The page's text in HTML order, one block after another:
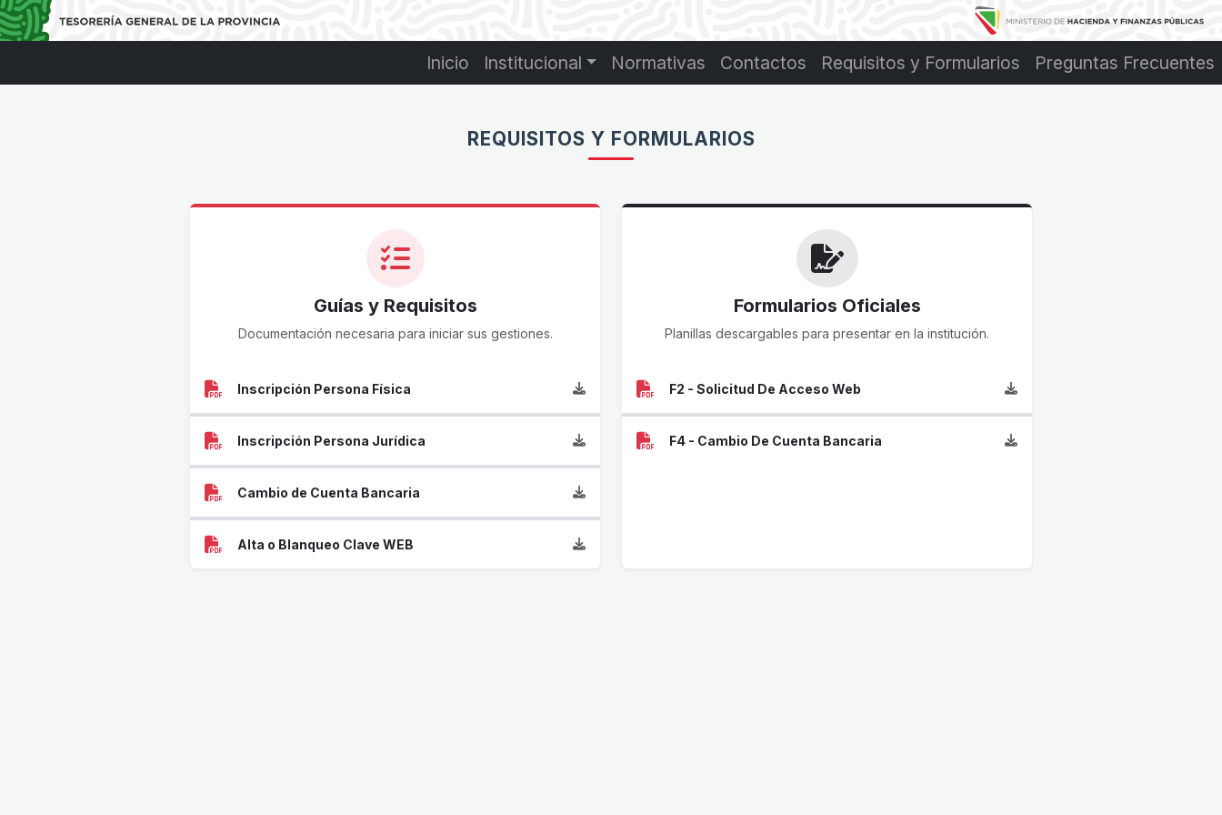
Inicio Institucional Normativas Contactos Requisitos y Formularios Preguntas Frecuentes
REQUISITOS Y FORMULARIOS
Guías y Requisitos
Documentación necesaria para iniciar sus gestiones.
Inscripción Persona Física
Inscripción Persona Jurídica
Cambio de Cuenta Bancaria
Alta o Blanqueo Clave WEB
Formularios Oficiales
Planillas descargables para presentar en la institución.
F2 - Solicitud De Acceso Web
F4 - Cambio De Cuenta Bancaria